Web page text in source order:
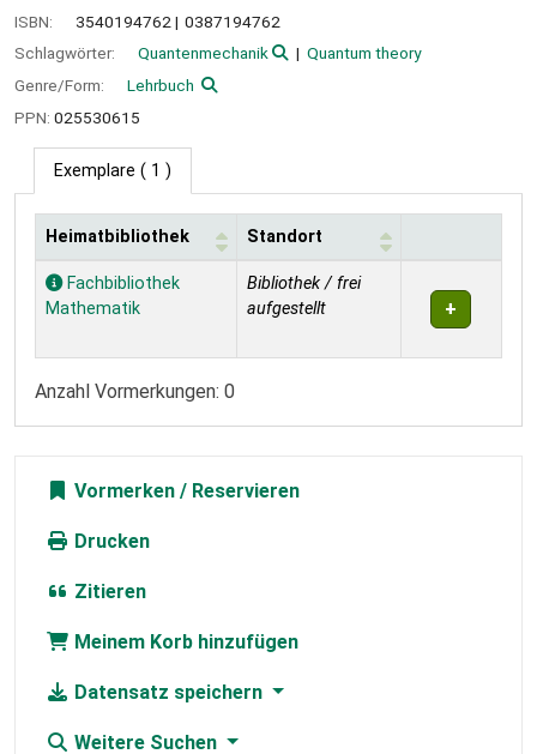
ISBN:
3540194762
0387194762
Schlagwörter:
Quantenmechanik
Quantum theory
Genre/Form:
Lehrbuch
PPN: 025530615
Exemplare ( 1 )
Exemplare
Heimatbibliothek Standort
Fachbibliothek
Mathematik
Bibliothek / frei
aufgestellt
Anzahl Vormerkungen: 0
Vormerken
Drucken
Zitieren
Meinem Korb hinzufügen
Datensatz speichern
Weitere Suchen